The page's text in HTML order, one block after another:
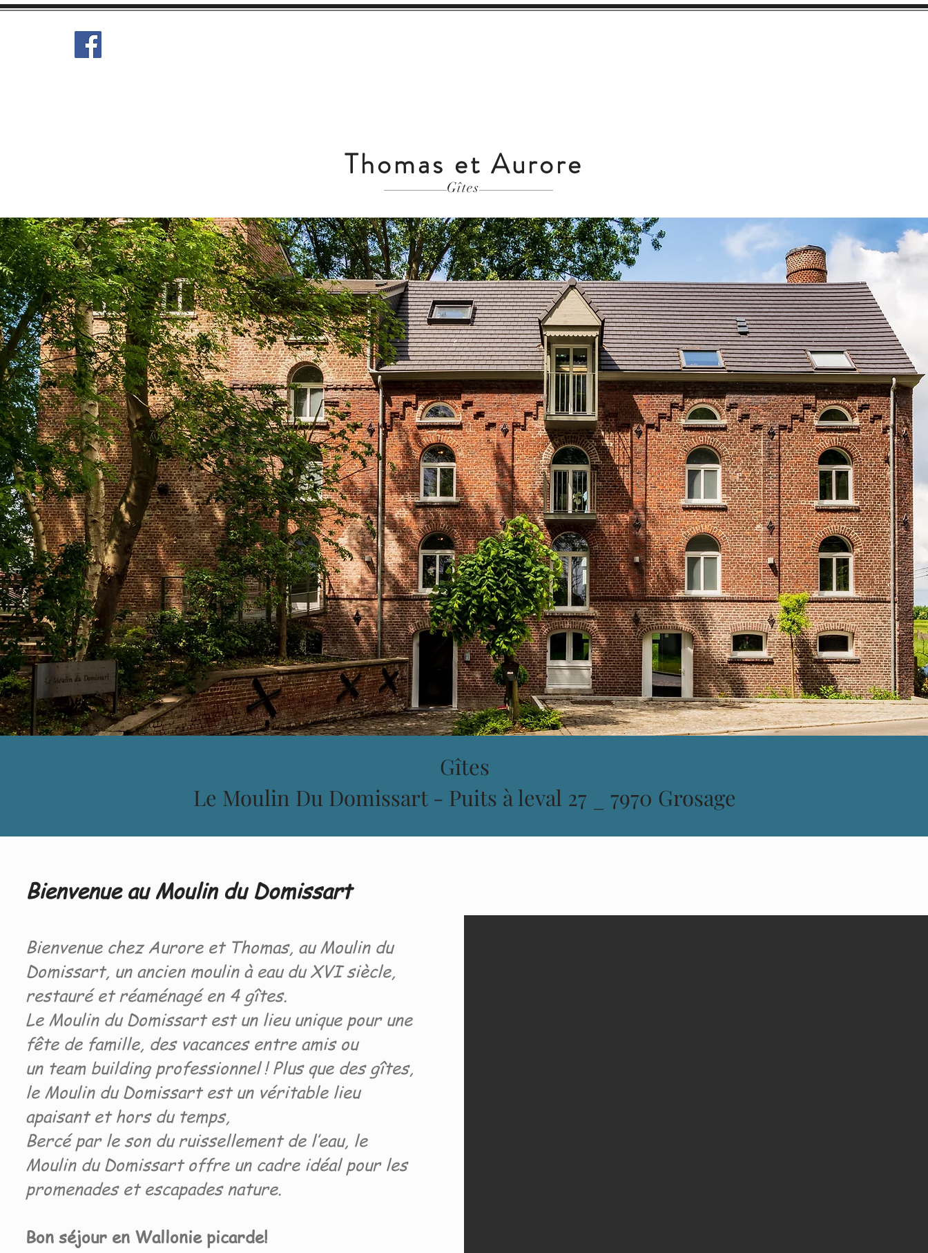
Thomas et Aurore
Gîtes
Gîtes
Le Moulin Du Domissart - Puits à leval 27 _ 7970 Grosage
Bienvenue au Moulin du Domissart
Bienvenue chez Aurore et Thomas, au Moulin du
Domissart, un ancien moulin à eau du XVI siècle,
restauré et réaménagé en 4 gîtes.
Le Moulin du Domissart est un lieu unique pour une
fête de famille, des vacances entre amis ou
un team building professionnel ! Plus que des gîtes,
le Moulin du Domissart est un véritable lieu
apaisant et hors du temps,
Bercé par le son du ruissellement de l’eau, le
Moulin du Domissart offre un cadre idéal pour les
promenades et escapades nature.
Bon séjour en Wallonie picarde!